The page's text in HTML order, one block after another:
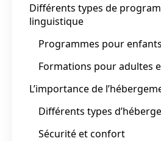
Différents types de
linguistique
Programmes pour
Formations pour adultes
L’importance de
Différents types
Sécurité et confort